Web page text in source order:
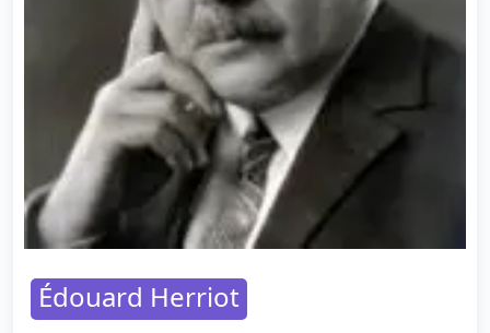
Édouard Herriot